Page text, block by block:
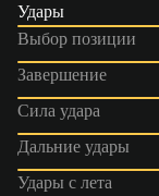
Удары
Выбор позиции
Завершение
Сила удара
Дальние удары
Удары с лета